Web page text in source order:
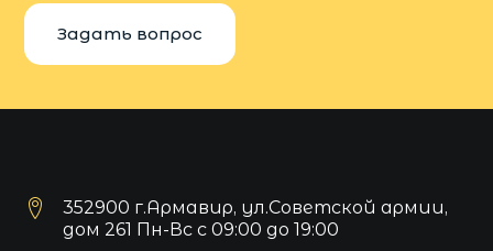
Задать вопрос
352900 г.Армавир, ул.Советской армии,
дом 261 Пн-Вс с 09:00 до 19:00